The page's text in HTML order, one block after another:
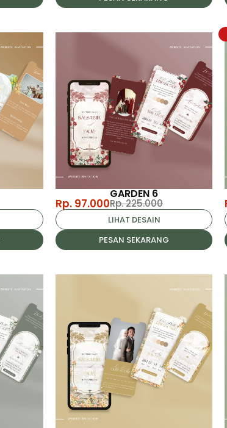
GARDEN 6
Rp. 97.000Rp. 225.000
LIHAT DESAIN
PESAN SEKARANG